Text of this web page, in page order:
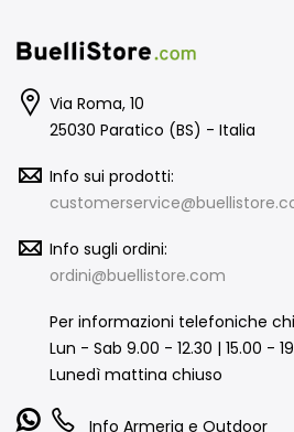
Via Roma, 10
25030 Paratico (BS) - Italia
Info sui prodotti:
Info sugli ordini:
ordini@buellistore.com
Per informazioni telefoniche
Lun - Sab 9.00 - 12.30 | 15.00 -
Lunedì mattina chiuso
Info Armeria e Outdoor